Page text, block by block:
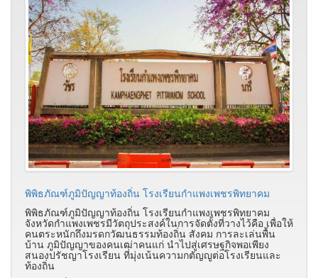
พิพิธภัณฑ์ภูมิปัญญาท้องถิ่น โรงเรียนกำแพงเพชรพิทยาคม
พิพิธภัณฑ์ภูมิปัญญาท้องถิ่น โรงเรียนกำแพงเพชรพิทยาคม
จังหวัดกำแพงเพชรมีวัตถุประสงค์ในการจัดตั้งที่วางไว้คือ เพื่อให้
คนตระหนักถึงมรดกวัฒนธรรมท้องถิ่น สังคม การละเล่นพื้น
บ้าน ภูมิปัญญาของคนเฒ่าคนแก่ นำไปสู่เศรษฐกิจพอเพียง
สนองปรัชญาโรงเรียน ที่มุ่งเน้นความกตัญญูต่อโรงเรียนและ
ท้องถิ่น